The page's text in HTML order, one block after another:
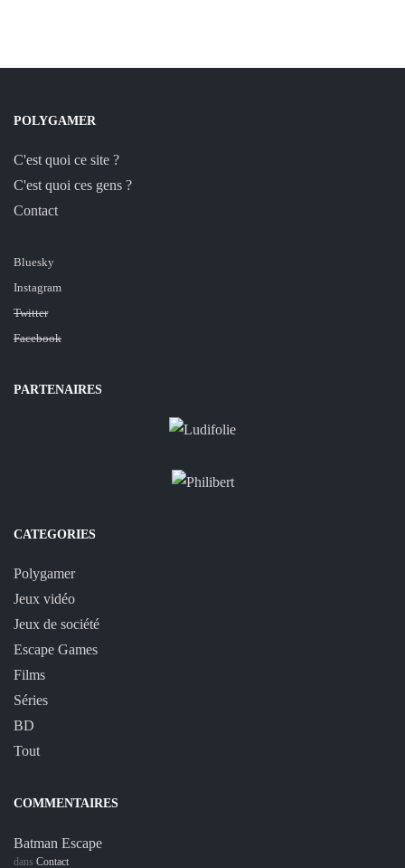
POLYGAMER
C'est quoi ce site ?
C'est quoi ces gens ?
Contact
Bluesky
Instagram
Twitter
Facebook
PARTENAIRES
CATEGORIES
Polygamer
Jeux vidéo
Jeux de société
Escape Games
Films
Séries
BD
Tout
COMMENTAIRES
Batman Escape
dans Contact